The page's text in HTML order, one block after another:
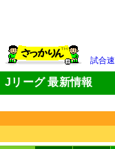
試合
Jリーグ 最新情報